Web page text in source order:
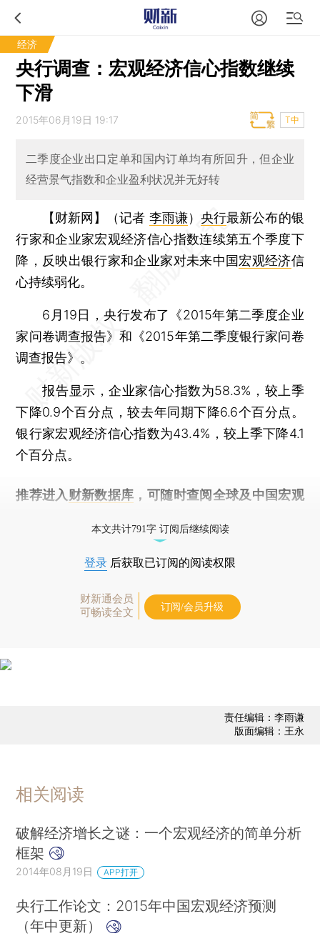
经济
央行调查：宏观经济信心指数继续
下滑
2015年06月19日 19:17 T中
二季度企业出口定单和国内订单均有所回升，但企业
经营景气指数和企业盈利状况并无好转
【财新网】（记者 李雨谦） 央行最新公布的银
行家和企业家宏观经济信心指数连续第五个季度下
降，反映出银行家和企业家对未来中国宏观经济信
心持续弱化。
6月19日，央行发布了《2015年第二季度企业
家问卷调查报告》和《2015年第二季度银行家问卷
调查报告》。
报告显示，企业家信心指数为58.3%，较上季
下降0.9个百分点，较去年同期下降6.6个百分点。
银行家宏观经济信心指数为43.4%，较上季下降4.1
个百分点。
推荐进入 财新数据库 ，可随时查阅全球及中国宏观
本文共计791字 订阅后继续阅读
登录 后获取已订阅的阅读权限
财新通会员
可畅读全文
订阅/会员升级
责任编辑：李雨谦
版面编辑：王永
相关阅读
破解经济增长之谜：一个宏观经济的简单分析
框架
2014年08月19日 APP打开
央行工作论文：2015年中国宏观经济预测
（年中更新）